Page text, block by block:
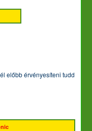
előbb érvényesíteni tudd